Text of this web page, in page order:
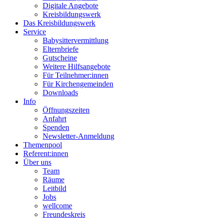
Digitale Angebote
Kreisbildungswerk
Das Kreisbildungswerk
Service
Babysittervermittlung
Elternbriefe
Gutscheine
Weitere Hilfsangebote
Für Teilnehmer:innen
Für Kirchengemeinden
Downloads
Info
Öffnungszeiten
Anfahrt
Spenden
Newsletter-Anmeldung
Themenpool
Referent:innen
Über uns
Team
Räume
Leitbild
Jobs
wellcome
Freundeskreis